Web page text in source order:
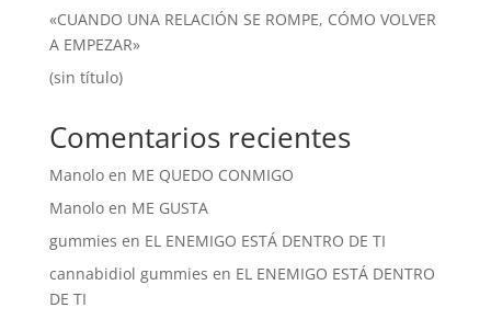
«CUANDO UNA RELACIÓN SE ROMPE, CÓMO VOLVER
A EMPEZAR»
(sin título)
Comentarios recientes
Manoloen ME QUEDO CONMIGO
Manoloen ME GUSTA
gummies en EL ENEMIGO ESTÁ DENTRO DE TI
cannabidiol gummies en EL ENEMIGO ESTÁ DENTRO
DE TI